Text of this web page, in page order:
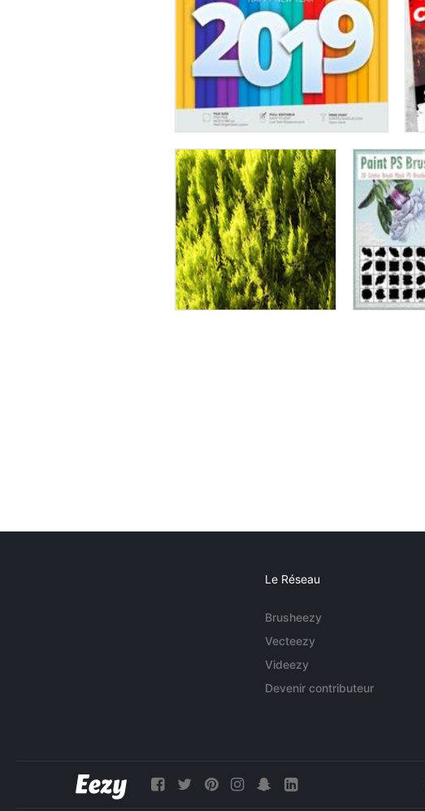
Le Réseau
Brusheezy
Vecteezy
Videezy
Devenir contributeur